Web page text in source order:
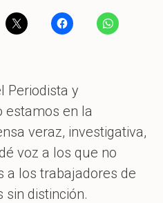
Periodista y
estamos en la
veraz, investigativa,
voz a los que no
a los trabajadores de
sin distinción.